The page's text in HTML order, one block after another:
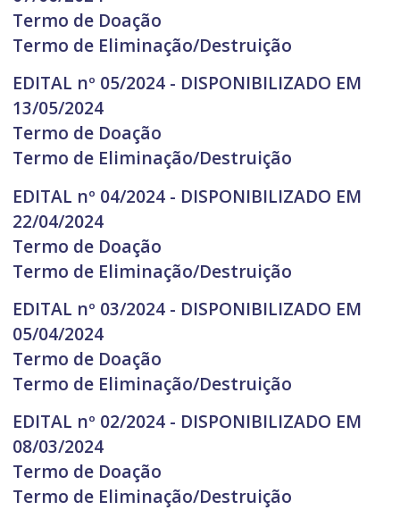
Termo de Doação
Termo de Eliminação/Destruição
EDITAL nº 05/2024 - DISPONIBILIZADO EM
13/05/2024
Termo de Doação
Termo de Eliminação/Destruição
EDITAL nº 04/2024 - DISPONIBILIZADO EM
22/04/2024
Termo de Doação
Termo de Eliminação/Destruição
EDITAL nº 03/2024 - DISPONIBILIZADO EM
05/04/2024
Termo de Doação
Termo de Eliminação/Destruição
EDITAL nº 02/2024 - DISPONIBILIZADO EM
08/03/2024
Termo de Doação
Termo de Eliminação/Destruição